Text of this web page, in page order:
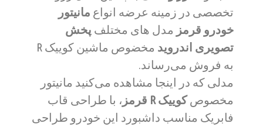
تخصصی در زمینه عرضه انواع مانیتور
خودرو قرمز مدل های مختلف پخش
تصویری اندروید
مخضوص ماشین کوییک R
به فروش می‌رساند.
مدلی که در اینجا مشاهده می‌کنید مانیتور
مخصوصکوییک R قرمز ، با طراحی قاب
فابریک مناسب داشبورد این خودرو طراحی